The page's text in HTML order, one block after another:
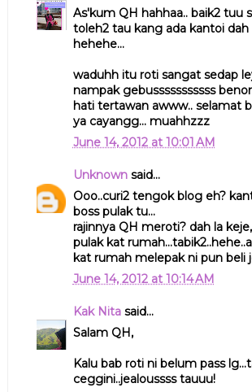
As'kum QH hahhaa.. baik2 tuu
toleh2 tau kang ada kantoi dah
hehehe...
waduhh itu roti sangat sedap
nampak gebusssssssssss
hati tertawan awww.. selamat
ya cayangg... muahhzzz
June 14, 2012 at 10:01 AM
Unknownsaid...
Ooo..curi2 tengok blog eh?
boss pulak tu...
rajinnya QH meroti? dah la
pulak kat
kat rumah melepak ni pun beli
June 14, 2012 at 10:14 AM
Kak Nitasaid...
Salam QH,
Kalu bab roti ni belum pass
ceggini..jealoussss tauuu!